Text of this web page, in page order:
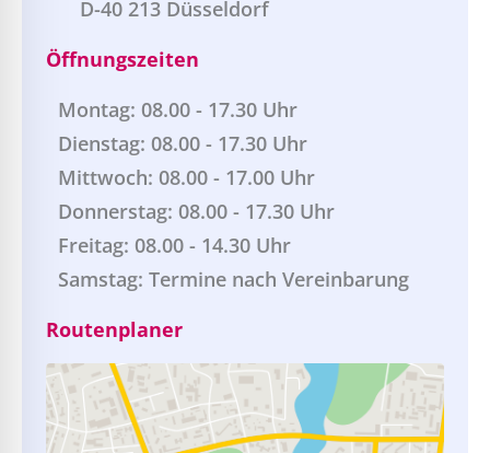
D-40 213 Düsseldorf
Öffnungszeiten
Montag: 08.00 - 17.30 Uhr
Dienstag: 08.00 - 17.30 Uhr
Mittwoch: 08.00 - 17.00 Uhr
Donnerstag: 08.00 - 17.30 Uhr
Freitag: 08.00 - 14.30 Uhr
Samstag: Termine nach Vereinbarung
Routenplaner